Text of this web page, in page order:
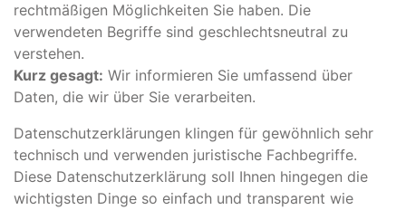
rechtmäßigen Möglichkeiten Sie haben. Die
verwendeten Begriffe sind geschlechtsneutral zu
verstehen.
Kurz gesagt: Wir informieren Sie umfassend über
Daten, die wir über Sie verarbeiten.
Datenschutzerklärungen klingen für gewöhnlich sehr
technisch und verwenden juristische Fachbegriffe.
Diese Datenschutzerklärung soll Ihnen hingegen die
wichtigsten Dinge so einfach und transparent wie